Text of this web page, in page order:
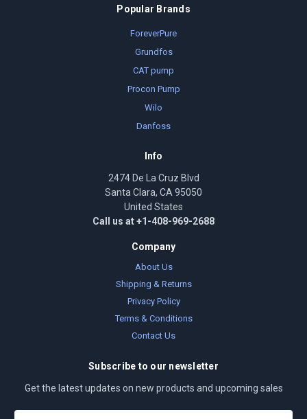
Popular Brands
ForeverPure
Grundfos
CAT pump
Procon Pump
Wilo
Danfoss
Info
2474 De La Cruz Blvd
Santa Clara, CA 95050
United States
Call us at +1-408-969-2688
Company
About Us
Shipping & Returns
Privacy Policy
Terms & Conditions
Contact Us
Subscribe to our newsletter
Get the latest updates on new products and upcoming sales